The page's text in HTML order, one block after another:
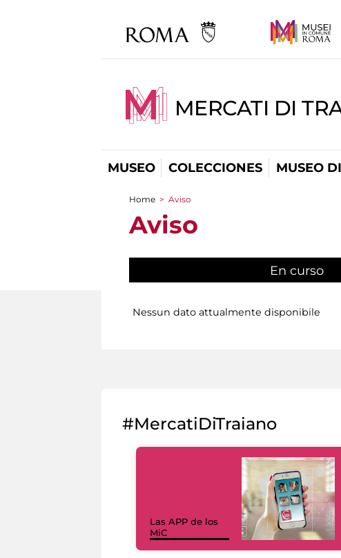
MERCATI DI
MUSEO COLECCIONES MUSEO
You are here
Home > Aviso
Aviso
En curso
Nessun dato attualmente disponibile
#MercatiDiTraiano
Las APP de los
MiC